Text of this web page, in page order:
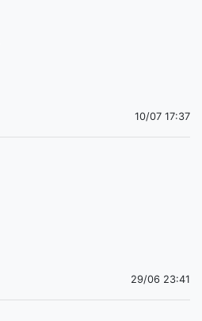
10/07 17:37
29/06 23:41